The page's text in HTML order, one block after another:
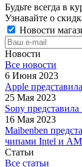
Будьте всегда в
Узнавайте о
Новости
Новости
Все новости
6 Июня 2023
Apple
25 Мая 2023
Sony
16 Мая 2023
Maibenben
чипами Intel и
Статьи
Все статьи